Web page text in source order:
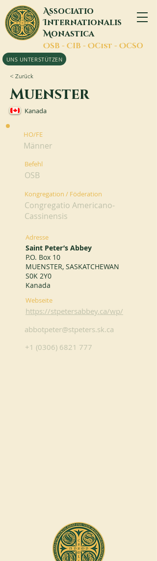
Associatio
Internationalis
Monastica
OSB - CIB - OCist - OCSO
UNS UNTERSTÜTZEN
< Zurück
Muenster
Kanada
HO/FE
Männer
Befehl
OSB
Kongregation / Föderation
Congregatio Americano-
Cassinensis
Adresse
Saint Peter’s Abbey
P.O. Box 10
MUENSTER, SASKATCHEWAN
S0K 2Y0
Kanada
Webseite
https://stpetersabbey.ca/wp/
abbotpeter@stpeters.sk.ca
+1 (0306) 6821 777